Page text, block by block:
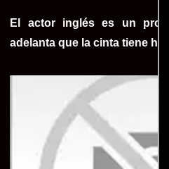
El actor inglés es un
adelanta que la cinta tiene